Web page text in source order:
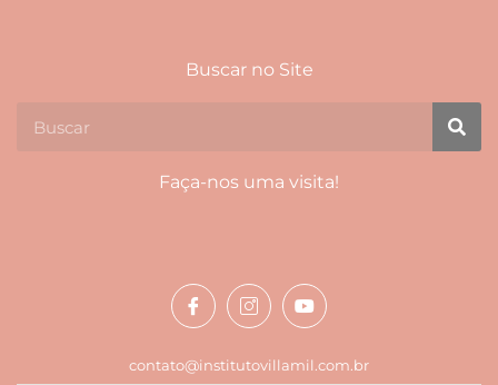
Buscar no Site
Faça-nos uma visita!
contato@institutovillamil.com.br